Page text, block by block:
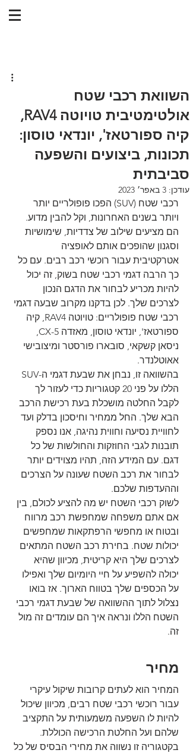
השוואת רכבי שטח
אולטימטיבית טויוטה RAV4,
קיה ספורטאז', יונדאי טוסון:
תכונות, ביצועים והשפעה
סביבתית
עודכן: 3 באפר׳ 2023
רכבי שטח (SUV) הפכו פופולריים יותר
ויותר בשנים האחרונות, וקל להבין מדוע.
הם מציעים שילוב של צדדיות, שימושיות
וסגנון שהופכים אותם לאופציה
אטרקטיבית עבור רוכשי רכב רבים. עם כל
כך הרבה דגמי רכבי שטח בשוק, זה יכול
להיות מכריע לבחור את הדגם הנכון
לצרכים שלך. לכן בדקנו מקרוב שבעה דגמי
רכבי שטח פופולריים: טויוטה RAV4, קיה
ספורטאז', יונדאי טוסון, מאזדה CX-5,
ניסאן קשקאי, סובארו פורסטר ומיצובישי
אאוטלנדר.
הללו על פני 20 קטגוריות כדי לעזור לך
לקבל החלטה מושכלת בעת רכישת הרכב
הבא שלך. החל ממחיר וחיסכון בדלק ועד
לחוויית נסיעה וחווית נהיגה, אנו נספק
תובנות לגבי החוזקות והחולשות של כל
דגם. עם המידע הזה, תהיו מצוידים יותר
לבחור את רכב השטח שעונה על הצרכים
וההעדפות שלכם.
לשוק רכבי השטח יש מה להציע לכולם, בין
אם אתם משפחה שמחפשת רכב מרווח
ובטוח או מחפשי הרפתקאות שמחפשים
יכולות שטח. בחירת רכב השטח המתאים
לצרכים שלך היא קריטית, מכיוון שהיא
יכולה להשפיע על חיי היומיום שלך ואפילו
על הכספים שלך בטווח הארוך. אז בואו
נצלול לתוך ההשוואה של שבעת דגמי רכבי
השטח הללו ונראה איך הם עומדים זה מול
זה.
מחיר
המחיר הוא לעתים קרובות שיקול עיקרי
עבור רוכשי רכבי שטח רבים, מכיוון שיכול
להיות לו השפעה משמעותית על התקציב
שלהם ועל החלטת הרכישה הכוללת.
בקטגוריה זו נשווה את מחירי הבסיס של כל